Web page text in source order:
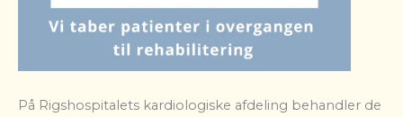
På Rigshospitalets kardiologiske afdeling behandler de